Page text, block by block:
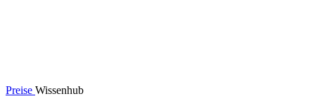
Preise Wissenhub